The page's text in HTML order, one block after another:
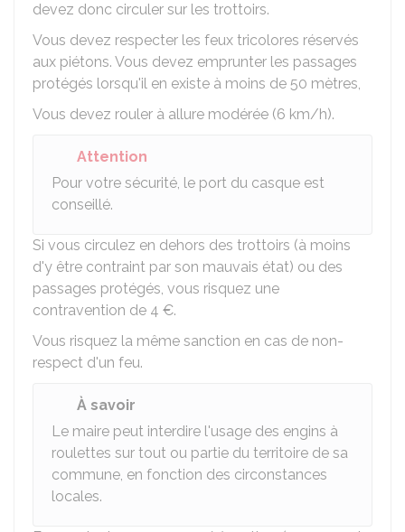
devez donc circuler sur les trottoirs.
Vous devez respecter les feux tricolores réservés
aux piétons. Vous devez emprunter les passages
protégés lorsqu'il en existe à moins de 50 mètres,
Vous devez rouler à allure modérée (6 km/h).
Attention
Pour votre sécurité, le port du casque est
conseillé.
Si vous circulez en dehors des trottoirs (à moins
d'y être contraint par son mauvais état) ou des
passages protégés, vous risquez une
contravention de 4 €.
Vous risquez la même sanction en cas de non-
respect d'un feu.
À savoir
Le maire peut interdire l'usage des engins à
roulettes sur tout ou partie du territoire de sa
commune, en fonction des circonstances
locales.